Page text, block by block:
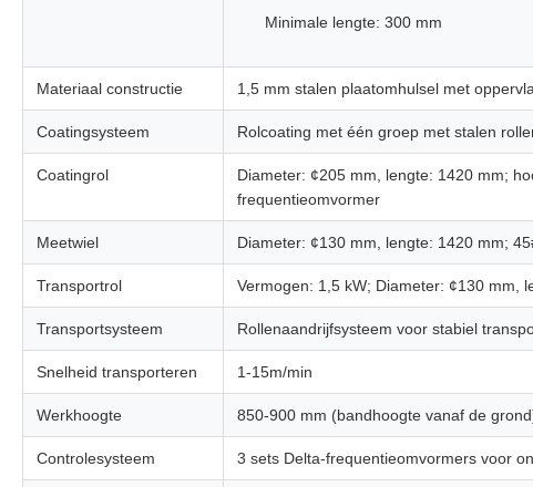
Minimale lengte: 300 mm
Materiaal constructie 1,5 mm stalen plaatomhulsel met
Coatingsysteem Rolcoating met één groep met stalen
Coatingrol
Diameter: ¢205 mm, lengte: 1420 mm;
frequentieomvormer
Meetwiel Diameter: ¢130 mm, lengte: 1420 mm;
Transportrol Vermogen: 1,5 kW; Diameter: ¢130 mm,
Transportsysteem Rollenaandrijfsysteem voor stabiel
Snelheid transporteren 1-15m/min
Werkhoogte 850-900 mm (bandhoogte vanaf de
Controlesysteem 3 sets Delta-frequentieomvormers voor